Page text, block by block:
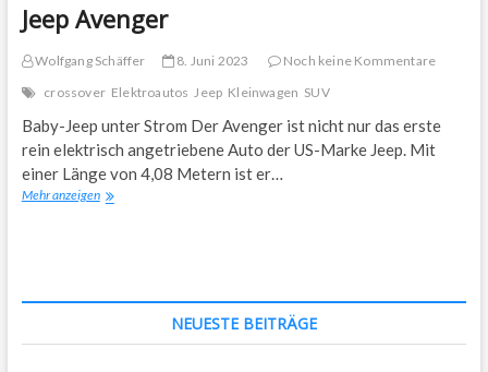
Jeep Avenger
Wolfgang Schäffer 8. Juni 2023
Noch keine Kommentare
crossover Elektroautos Jeep Kleinwagen SUV
Baby-Jeep unter Strom Der Avenger ist nicht nur das erste
rein elektrisch angetriebene Auto der US-Marke Jeep. Mit
einer Länge von 4,08 Metern ist er…
Mehr anzeigenJeep
NEUESTE BEITRÄGE